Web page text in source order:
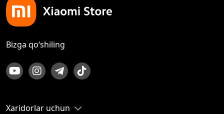
Bizga qo‘shiling
Xaridorlar uchun